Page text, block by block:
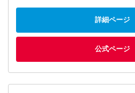
詳細ページ
公式ページ